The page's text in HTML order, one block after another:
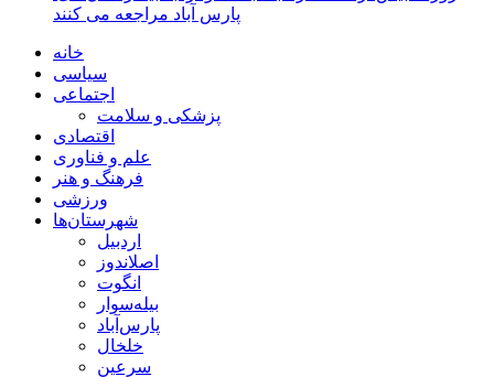
پارس آباد مراجعه می کنند
خانه
سیاسی
اجتماعی
پزشکی و سلامت
اقتصادی
علم و فناوری
فرهنگ و هنر
ورزشی
شهرستان‌ها
اردبیل
اصلاندوز
انگوت
بیله‌سوار
پارس‌آباد
خلخال
سرعین